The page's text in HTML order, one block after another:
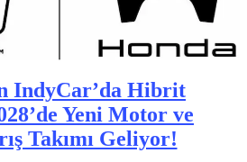
IndyCar’da Hibrit
Yeni Motor ve
Takımı Geliyor!